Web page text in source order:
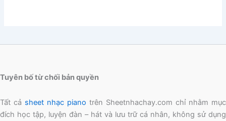
Tuyên bố từ chối bản quyền
Tất cả sheet nhạc piano trên Sheetnhachay.com chỉ nhằm mục
đích học tập, luyện đàn – hát và lưu trữ cá nhân, không sử dụng